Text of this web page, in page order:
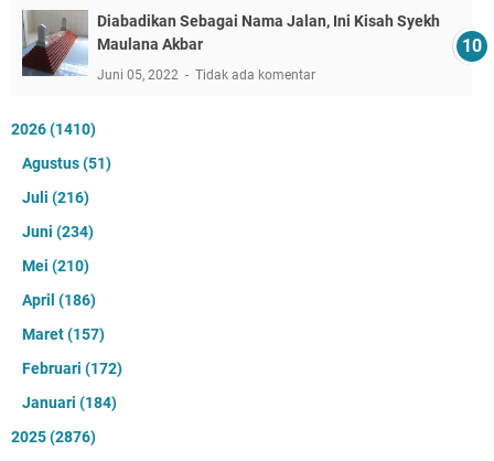
Diabadikan Sebagai Nama Jalan, Ini Kisah Syekh
Maulana Akbar
Juni 05, 2022 Tidak ada komentar
2026(1410)
Agustus(51)
Juli (216)
Juni (234)
Mei (210)
April (186)
Maret(157)
Februari (172)
Januari (184)
2025(2876)